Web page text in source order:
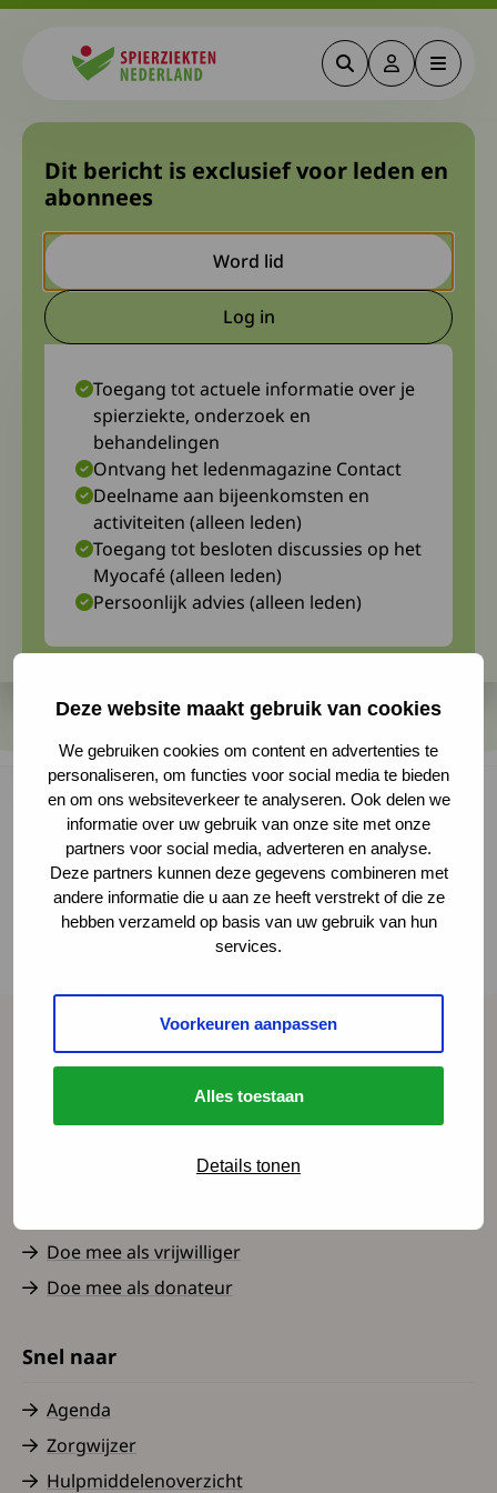
Deze website maakt gebruik van cookies
We gebruiken cookies om content en advertenties te
personaliseren, om functies voor social media te bieden
en om ons websiteverkeer te analyseren. Ook delen we
informatie over uw gebruik van onze site met onze
partners voor social media, adverteren en analyse.
Deze partners kunnen deze gegevens combineren met
andere informatie die u aan ze heeft verstrekt of die ze
hebben verzameld op basis van uw gebruik van hun
services.
Voorkeuren aanpassen
Alles toestaan
Details tonen
ZoekenDeze link
Menu
Enquête: sociale impact van
OPMD
Hoe beïnvloedt OPMD het dagelijks leven van
mensen met de ziekte en hun naasten? Voor
een presentatie tijdens een internationale
OPMD-conferentie worden ervaringen gezocht
over de sociale impact van OPMD.
Spierziekten Nederland
Doe mee als vrijwilliger
Doe mee als donateur
Snel naar
Agenda
Zorgwijzer
Hulpmiddelenoverzicht
Dit bericht is exclusief voor leden en
abonnees
Word lid
Log inDeze link gaat naar een
Toegang tot actuele informatie over je
spierziekte, onderzoek en
behandelingen
Ontvang het ledenmagazine Contact
Deelname aan bijeenkomsten en
activiteiten (alleen leden)
Toegang tot besloten discussies op het
Myocafé (alleen leden)
Persoonlijk advies (alleen leden)